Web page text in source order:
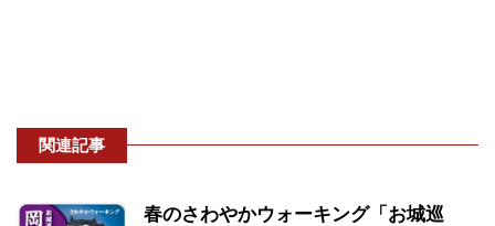
関連記事
春のさわやかウォーキング「お城巡